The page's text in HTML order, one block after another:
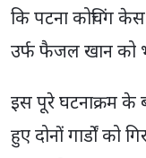
कि पटना कोचिंग
उर्फ फैजल खान को
इस पूरे घटनाक्रम के
हुए दोनों गार्डों को